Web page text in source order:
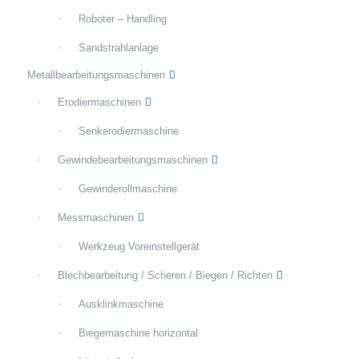
Roboter – Handling
Sandstrahlanlage
Metallbearbeitungsmaschinen
Erodiermaschinen
Senkerodiermaschine
Gewindebearbeitungsmaschinen
Gewinderollmaschine
Messmaschinen
Werkzeug Voreinstellgerät
Blechbearbeitung / Scheren / Biegen / Richten
Ausklinkmaschine
Biegemaschine horizontal